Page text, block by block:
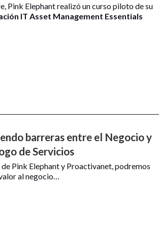
Pink Elephant realizó un curso piloto de su
IT Asset Management Essentials
barreras entre el Negocio y
de Servicios
de Pink Elephant y Proactivanet, podremos
al negocio…